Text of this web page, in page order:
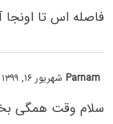
فاصله اس تا اونجا
Parnamشهریور ۱۶, ۱۳۹۹ at ۹:۵۶ ب٫ظ
سلام وقت همگی